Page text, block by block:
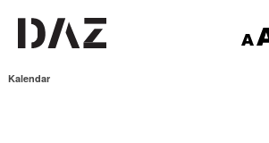
Kalendar